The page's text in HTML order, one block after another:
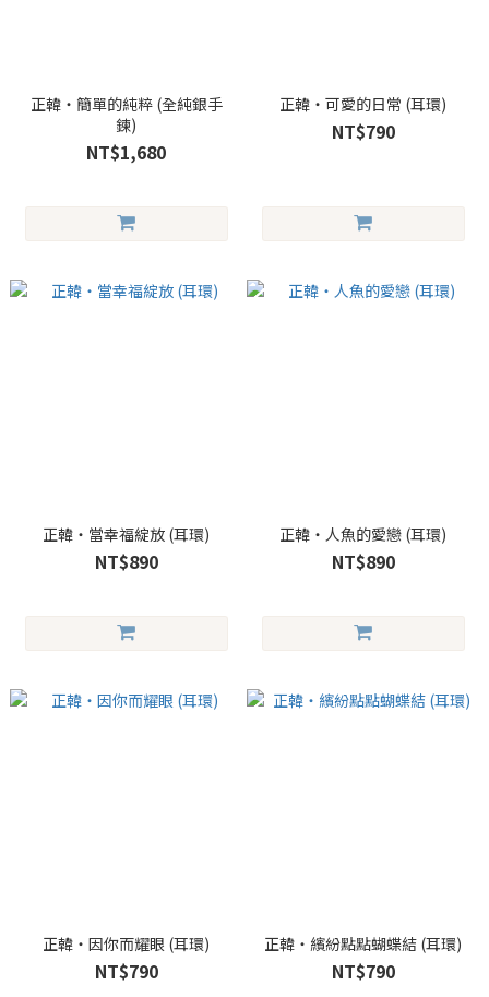
正韓・簡單的純粹 (全純銀手
鍊)
NT$1,680
正韓・可愛的日常 (耳環)
NT$790
正韓・當幸福綻放 (耳環)
NT$890
正韓・人魚的愛戀 (耳環)
NT$890
正韓・因你而耀眼 (耳環)
NT$790
正韓・繽紛點點蝴蝶結 (耳環)
NT$790